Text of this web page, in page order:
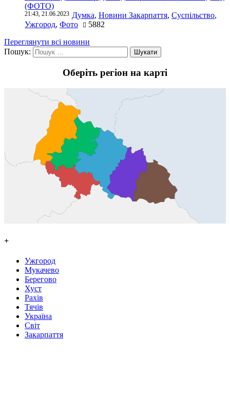
(ФОТО)
21:43, 21.06.2023 Думка, Новини Закарпаття, Суспільство,
Ужгород, Фото
5882
Переглянути всі новини
Пошук:
Оберіть регіон на карті
+
Ужгород
Мукачево
Берегово
Хуст
Рахів
Тячів
Україна
Світ
Закарпаття